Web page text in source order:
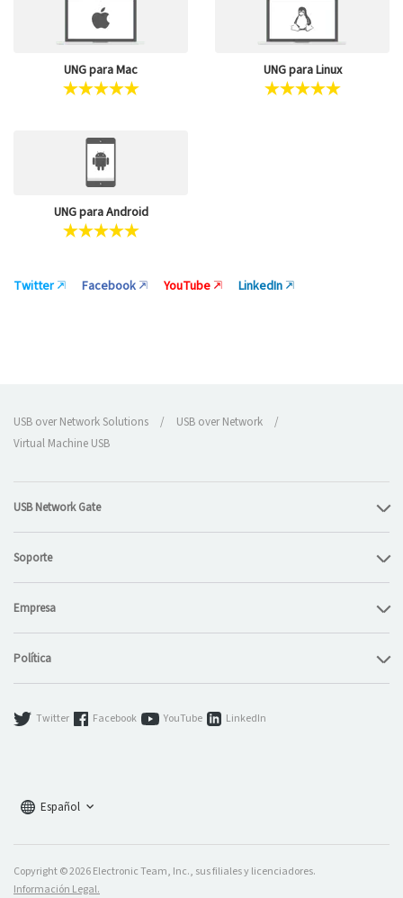
UNG para Mac UNG para Linux
UNG para Android
Twitter Facebook YouTube LinkedIn
USB over Network Solutions / USB over Network
/
Virtual Machine USB
USB Network Gate
Soporte
Empresa
Política
Twitter Facebook YouTube LinkedIn
Español
Copyright © 2026 Electronic Team, Inc., sus filiales y licenciadores.
Información Legal.